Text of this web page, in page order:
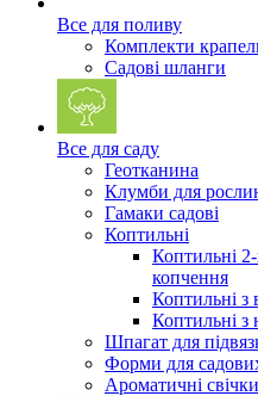
Все для поливу
Комплекти
Садові шланги
Все для саду
Геотканина
Клумби для
Гамаки садові
Коптильні
Коптильні
копчення
Коптильні з
Коптильні з
Шпагат для
Форми для
Ароматичні свічки